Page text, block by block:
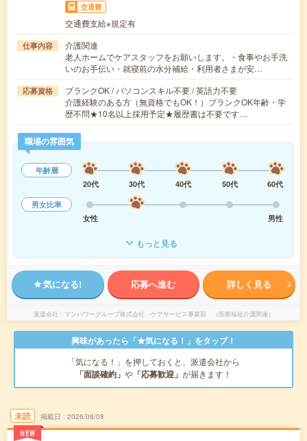
交通費
交通費支給※規定有
仕事内容
介護関連
老人ホームでケアスタッフをお願いします。・食事やお手洗
いのお手伝い・就寝前の水分補給・利用者さまが安…
応募資格
ブランクOK / パソコンスキル不要 / 英語力不要
介護経験のある方（無資格でもOK！）ブランクOK年齢・学
歴不問★10名以上採用予定★履歴書は不要です…
職場の雰囲気
年齢層
20代
30代 40代 50代
60代
男女比率
女性
男性
もっと見る
気になる! 応募へ進む 詳しく見る
派遣会社 マンパワーグループ株式会社 ケアサービス事業部 （医療福祉介護関連）
興味があったら「★気になる！」をタップ！
「気になる！」を押しておくと、派遣会社から
「面談確約」 や 「応募歓迎」 が届きます！
未読
NEW
掲載日 2026/08/08